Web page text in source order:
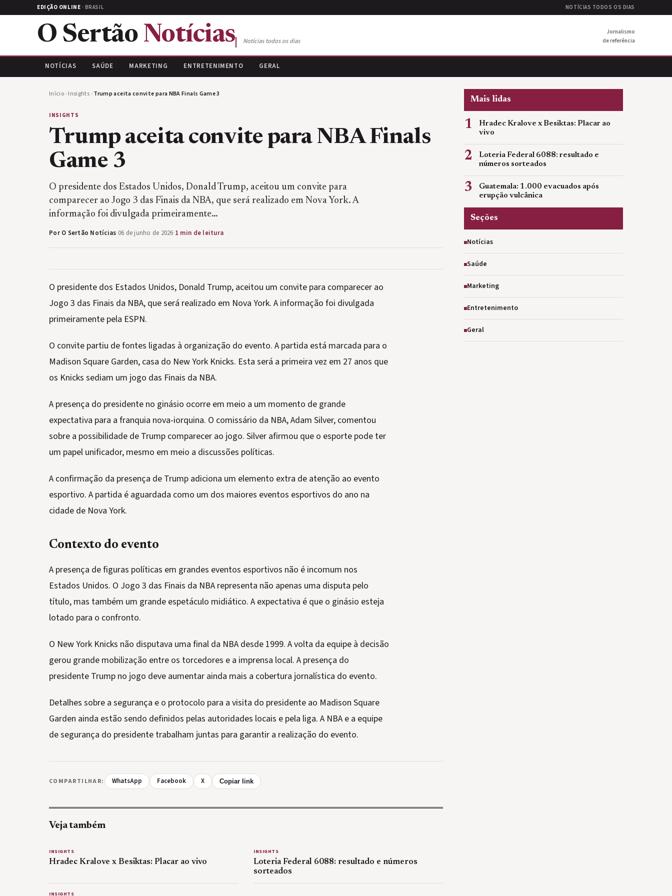
EDIÇÃO ONLINE · BRASIL NOTÍCIAS TODOS OS DIAS
O Sertão Notícias Notícias todos os dias
Jornalismo
de referência
NOTÍCIAS SAÚDE MARKETING ENTRETENIMENTO GERAL
Início ›Insights ›Trump aceita convite para NBA Finals Game 3
INSIGHTS
Trump aceita convite para NBA Finals
Game 3
O presidente dos Estados Unidos, Donald Trump, aceitou um convite para
comparecer ao Jogo 3 das Finais da NBA, que será realizado em Nova York. A
informação foi divulgada primeiramente…
Por O Sertão Notícias·06 de junho de 2026·1 min de leitura
O presidente dos Estados Unidos, Donald Trump, aceitou um convite para comparecer ao
Jogo 3 das Finais da NBA, que será realizado em Nova York. A informação foi divulgada
primeiramente pela ESPN.
O convite partiu de fontes ligadas à organização do evento. A partida está marcada para o
Madison Square Garden, casa do New York Knicks. Esta será a primeira vez em 27 anos que
os Knicks sediam um jogo das Finais da NBA.
A presença do presidente no ginásio ocorre em meio a um momento de grande
expectativa para a franquia nova-iorquina. O comissário da NBA, Adam Silver, comentou
sobre a possibilidade de Trump comparecer ao jogo. Silver afirmou que o esporte pode ter
um papel unificador, mesmo em meio a discussões políticas.
A confirmação da presença de Trump adiciona um elemento extra de atenção ao evento
esportivo. A partida é aguardada como um dos maiores eventos esportivos do ano na
cidade de Nova York.
Contexto do evento
A presença de figuras políticas em grandes eventos esportivos não é incomum nos
Estados Unidos. O Jogo 3 das Finais da NBA representa não apenas uma disputa pelo
título, mas também um grande espetáculo midiático. A expectativa é que o ginásio esteja
lotado para o confronto.
O New York Knicks não disputava uma final da NBA desde 1999. A volta da equipe à decisão
gerou grande mobilização entre os torcedores e a imprensa local. A presença do
presidente Trump no jogo deve aumentar ainda mais a cobertura jornalística do evento.
Detalhes sobre a segurança e o protocolo para a visita do presidente ao Madison Square
Garden ainda estão sendo definidos pelas autoridades locais e pela liga. A NBA e a equipe
de segurança do presidente trabalham juntas para garantir a realização do evento.
COMPARTILHAR: WhatsApp Facebook X Copiar link
Veja também
INSIGHTS
Hradec Kralove x Besiktas: Placar ao vivo
INSIGHTS
Loteria Federal 6088: resultado e números
sorteados
INSIGHTS
Mais lidas
1
Hradec Kralove x Besiktas: Placar ao
vivo
2
Loteria Federal 6088: resultado e
números sorteados
3
Guatemala: 1.000 evacuados após
erupção vulcânica
Seções
Notícias
Saúde
Marketing
Entretenimento
Geral